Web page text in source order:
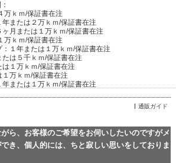
ｋｍ/保証書在注
または２万ｋｍ/保証書在注
月または１万ｋｍ/保証書在注
ｋｍ/保証書在注
１年または１万ｋｍ/保証書在注
は５千ｋｍ/保証書在注
１万ｋｍ/保証書在注
万ｋｍ/保証書在注
または１万ｋｍ/保証書在注
ックス：２年または２万ｋｍ/保証書在注
：１年または１万ｋｍ/保証書在注
違いますが保証書規定に準じます。
通販ガイド
ら、お客様のご希望をお伺いしたいのですがメ
き、個人的には、ちと寂しい思いをしておりま